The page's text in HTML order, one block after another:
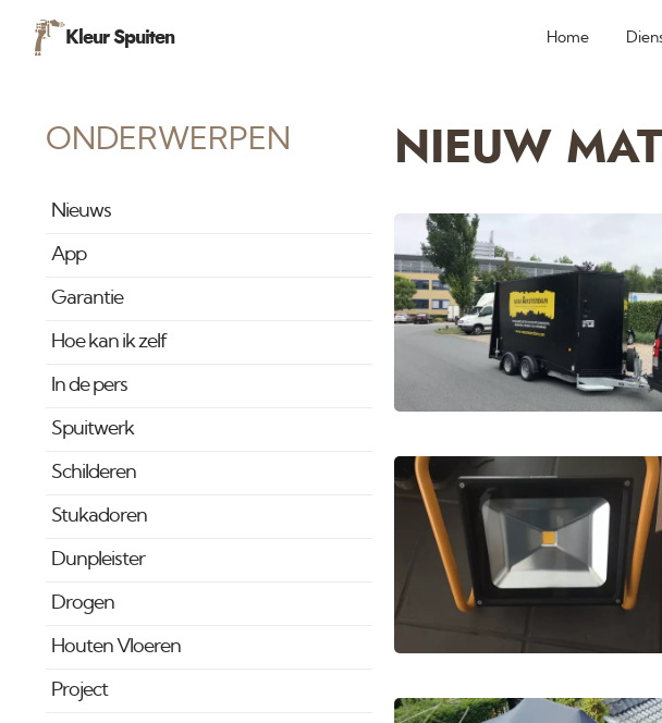
Kleur Spuiten Home
ONDERWERPEN
Nieuws
App
Garantie
Hoe kan ik zelf
In de pers
Spuitwerk
Schilderen
Stukadoren
Dunpleister
Drogen
Houten Vloeren
Project
NIEUW